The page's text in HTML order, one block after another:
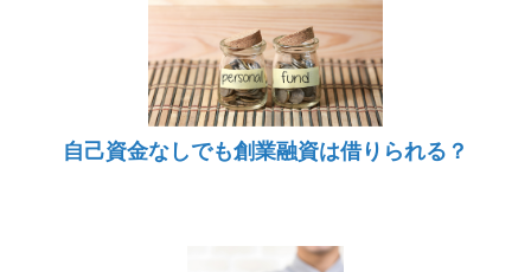
自己資金なしでも創業融資は借りられる？